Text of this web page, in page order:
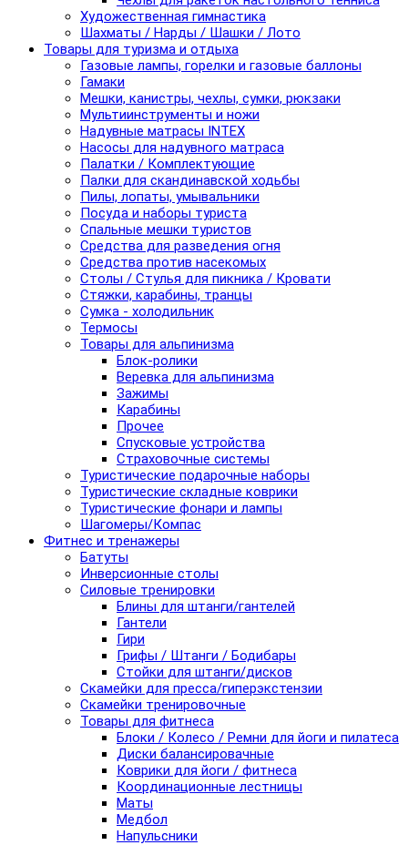
Художественная гимнастика
Шахматы / Нарды / Шашки / Лото
Товары для туризма и отдыха
Газовые лампы, горелки и газовые баллоны
Гамаки
Мешки, канистры, чехлы, сумки, рюкзаки
Мультиинструменты и ножи
Надувные матрасы INTEX
Насосы для надувного матраса
Палатки / Комплектующие
Палки для скандинавской ходьбы
Пилы, лопаты, умывальники
Посуда и наборы туриста
Спальные мешки туристов
Средства для разведения огня
Средства против насекомых
Столы / Стулья для пикника / Кровати
Стяжки, карабины, транцы
Сумка - холодильник
Термосы
Товары для альпинизма
Блок-ролики
Веревка для альпинизма
Зажимы
Карабины
Прочее
Спусковые устройства
Страховочные системы
Туристические подарочные наборы
Туристические складные коврики
Туристические фонари и лампы
Шагомеры/Компас
Фитнес и тренажеры
Батуты
Инверсионные столы
Силовые тренировки
Блины для штанги/гантелей
Гантели
Гири
Грифы / Штанги / Бодибары
Стойки для штанги/дисков
Скамейки для пресса/гиперэкстензии
Скамейки тренировочные
Товары для фитнеса
Блоки / Колесо / Ремни для йоги и пилатеса
Диски балансировачные
Коврики для йоги / фитнеса
Координационные лестницы
Маты
Медбол
Напульсники